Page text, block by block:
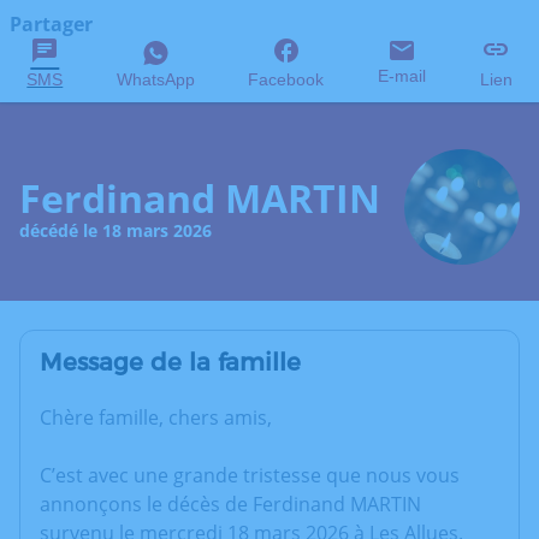
Partager
SMS WhatsApp Facebook E-mail Lien
Ferdinand MARTIN
décédé le 18 mars 2026
Message de la famille
Chère famille, chers amis,
C’est avec une grande tristesse que nous vous
annonçons le décès de Ferdinand MARTIN
survenu le mercredi 18 mars 2026 à Les Allues.